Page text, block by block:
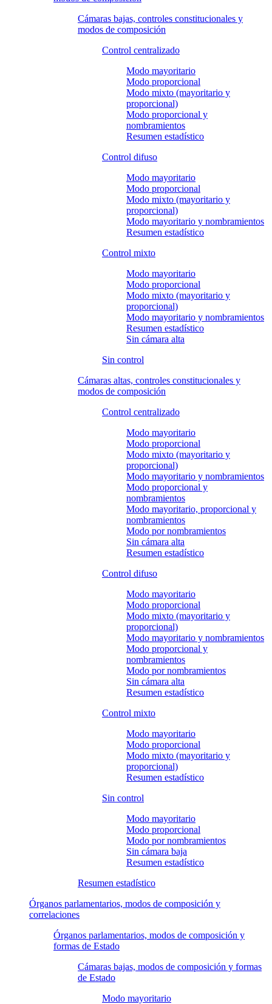
Cámaras bajas, controles constitucionales y
modos de composición
Control centralizado
Modo mayoritario
Modo proporcional
Modo mixto (mayoritario y
proporcional)
Modo proporcional y
nombramientos
Resumen estadístico
Control difuso
Modo mayoritario
Modo proporcional
Modo mixto (mayoritario y
proporcional)
Modo mayoritario y nombramientos
Resumen estadístico
Control mixto
Modo mayoritario
Modo proporcional
Modo mixto (mayoritario y
proporcional)
Modo mayoritario y nombramientos
Resumen estadístico
Sin cámara alta
Sin control
Cámaras altas, controles constitucionales y
modos de composición
Control centralizado
Modo mayoritario
Modo proporcional
Modo mixto (mayoritario y
proporcional)
Modo mayoritario y nombramientos
Modo proporcional y
nombramientos
Modo mayoritario, proporcional y
nombramientos
Modo por nombramientos
Sin cámara alta
Resumen estadístico
Control difuso
Modo mayoritario
Modo proporcional
Modo mixto (mayoritario y
proporcional)
Modo mayoritario y nombramientos
Modo proporcional y
nombramientos
Modo por nombramientos
Sin cámara alta
Resumen estadístico
Control mixto
Modo mayoritario
Modo proporcional
Modo mixto (mayoritario y
proporcional)
Resumen estadístico
Sin control
Modo mayoritario
Modo proporcional
Modo por nombramientos
Sin cámara baja
Resumen estadístico
Resumen estadístico
Órganos parlamentarios, modos de composición y
correlaciones
Órganos parlamentarios, modos de composición y
formas de Estado
Cámaras bajas, modos de composición y formas
de Estado
Modo mayoritario